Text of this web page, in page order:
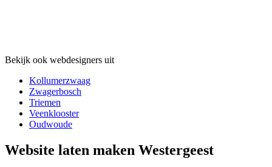
Bekijk ook webdesigners uit
Kollumerzwaag
Zwagerbosch
Triemen
Veenklooster
Oudwoude
Website laten maken Westergeest